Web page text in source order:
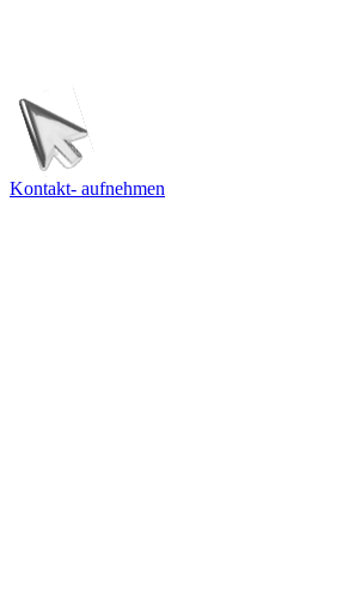
SCHREIB UNS
Kontakt- aufnehmen